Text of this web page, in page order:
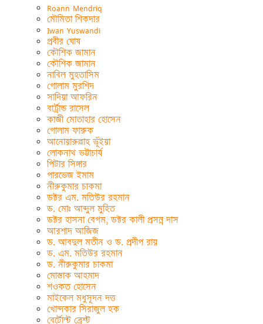
Roann Mendriq
মৌমিতা শিকদার
Iwan Yuswandi
প্রবীর ঘোষ
কৌশিক জামান
কৌশিক জামান
নাবিল মুহতাসিম
গোলাম মুরশিদ
সাদিয়া আফরিন
বার্ট্রান্ড রাসেল
কাজী মোতাহার হোসেন
গোলাম ফারুক
আনোয়ারুল্লাহ ভূঁইয়া
লোকনাথ ভট্টাচার্য
পিটার সিঙ্গার
পারভেজ ইমাম
নীরুকুমার চাকমা
ডক্টর এম. মতিউর রহমান
ড. মোঃ আব্দুল মুহিত
ডক্টর হাসনা বেগম, ডক্টর কালী প্রসন্ন দাস
আরশাদ আজিজ
ড. আবদুল মতীন ও ড. প্রদীপ রায়
ড. এম. মতিউর রহমান
ড. নীরুকুমার চাকমা
মোস্তাক আহমাদ
শওকত হোসেন
মাইকেল মধুসূদন দত্ত
খোন্দকার সিরাজুল হক
বের্টোল্ট ব্রেশ্ট